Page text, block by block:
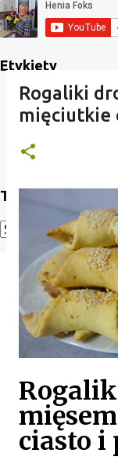
Etykiety
Translate
Powered by
Rogaliki
mięciutkie
ciasto i